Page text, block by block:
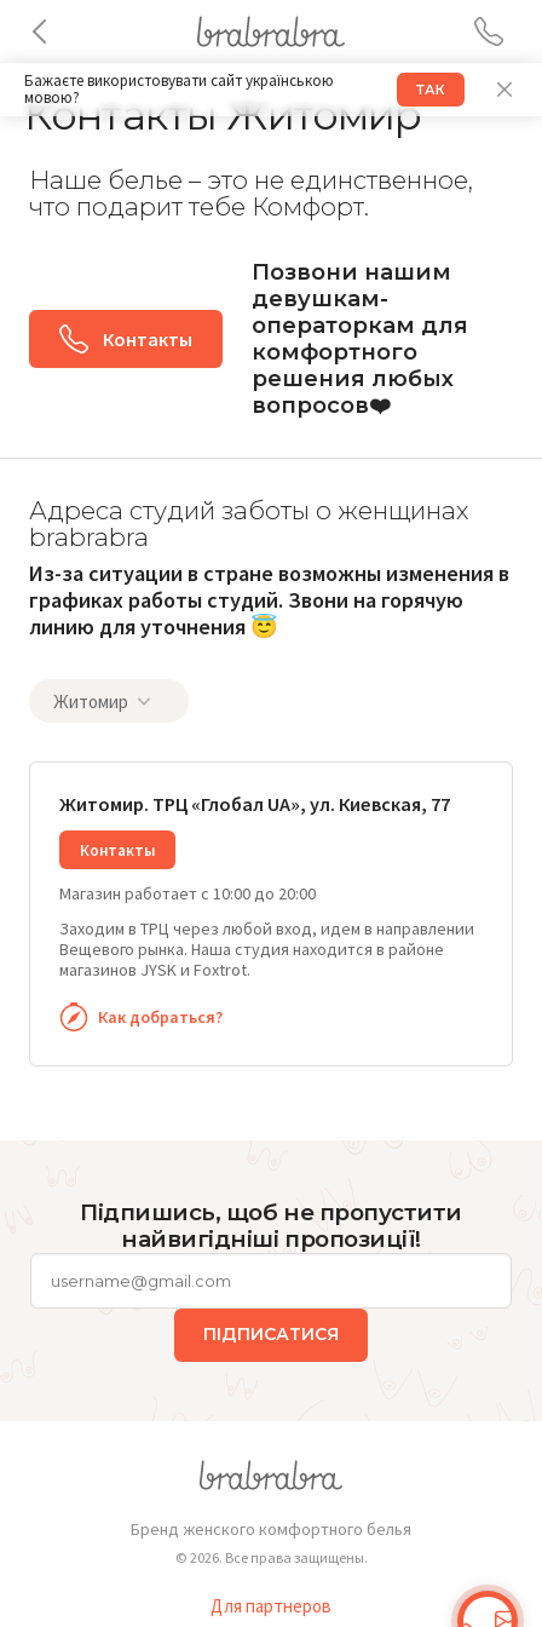
Бажаєте використовувати сайт українською
мовою?
ТАК
Контакты Житомир
Наше белье – это не единственное,
что подарит тебе Комфорт.
Контакты
Позвони нашим
девушкам-
операторкам для
комфортного
решения любых
вопросов❤️
Адреса студий заботы о женщинах
brabrabra
Из-за ситуации в стране возможны изменения в
графиках работы студий. Звони на горячую
линию для уточнения 😇
Житомир
Житомир. ТРЦ «Глобал UA», ул. Киевская, 77
Контакты
Магазин работает с 10:00 до 20:00
Заходим в ТРЦ через любой вход, идем в направлении
Вещевого рынка. Наша студия находится в районе
магазинов JYSK и Foxtrot.
Как добраться?
Підпишись, щоб не пропустити
найвигідніші пропозиції!
ПІДПИСАТИСЯ
Бренд женского комфортного белья
© 2026. Все права защищены.
Для партнеров